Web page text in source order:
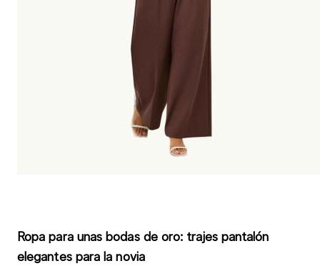
Ropa para unas bodas de oro: trajes pantalón
elegantes para la novia